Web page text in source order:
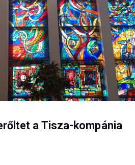
a Tisza-kompánia